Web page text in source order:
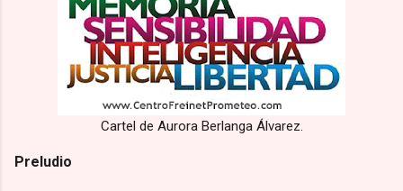
Cartel de Aurora Berlanga Álvarez.
Preludio